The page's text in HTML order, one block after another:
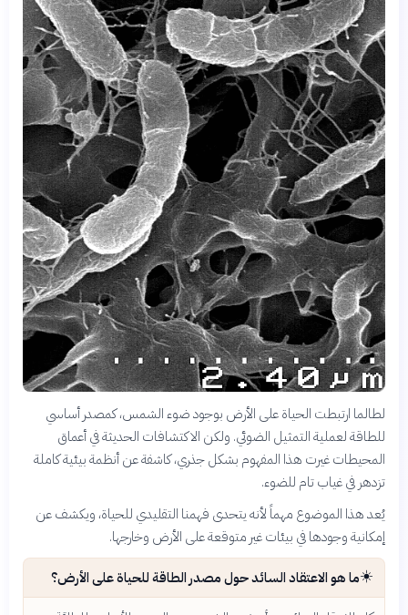
لطالما ارتبطت الحياة على الأرض بوجود ضوء الشمس، كمصدر أساسي
للطاقة لعملية التمثيل الضوئي. ولكن الاكتشافات الحديثة في أعماق
المحيطات غيرت هذا المفهوم بشكل جذري، كاشفة عن أنظمة بيئية كاملة
تزدهر في غياب تام للضوء.
يُعد هذا الموضوع مهماً لأنه يتحدى فهمنا التقليدي للحياة، ويكشف عن
إمكانية وجودها في بيئات غير متوقعة على الأرض وخارجها.
☀️ما هو الاعتقاد السائد حول مصدر الطاقة للحياة على الأرض؟